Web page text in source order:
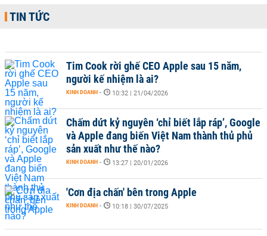
TIN TỨC
Tim Cook rời ghế CEO Apple sau 15 năm,
người kế nhiệm là ai?
KINH DOANH - 10:32 | 21/04/2026
Chấm dứt kỷ nguyên ‘chỉ biết lắp ráp’, Google
và Apple đang biến Việt Nam thành thủ phủ
sản xuất như thế nào?
KINH DOANH - 13:27 | 20/01/2026
'Cơn địa chấn' bên trong Apple
KINH DOANH - 10:18 | 30/07/2025